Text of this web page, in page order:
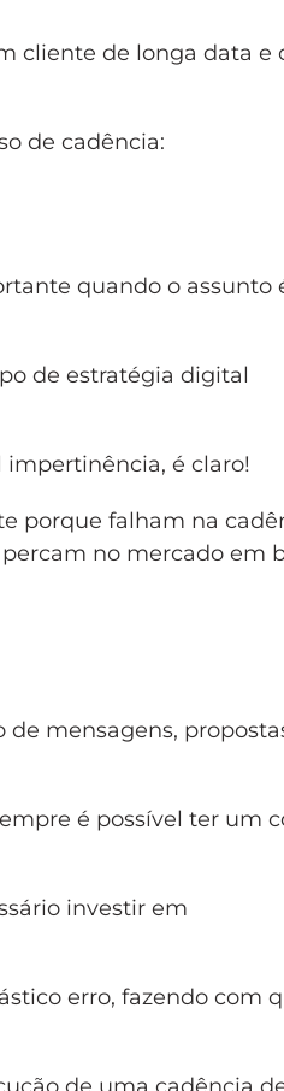
cliente de longa data e
de cadência:
quando o assunto
de estratégia digital
impertinência, é claro!
porque falham na
no mercado em
mensagens,
é possível ter um
investir em
erro, fazendo com